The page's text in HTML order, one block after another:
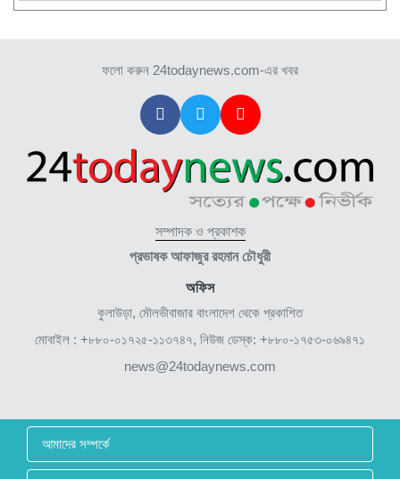
ফলো করুন 24todaynews.com-এর খবর
সম্পাদক ও প্রকাশক
প্রভাষক আফাজুর রহমান চৌধুরী
অফিস
কুলাউড়া, মৌলভীবাজার বাংলাদেশ থেকে প্রকাশিত
মোবাইল : +৮৮০-০১৭২৫-১১৩৭৪৭, নিউজ ডেস্ক: +৮৮০-১৭৫৩-০৬৯৪৭১
news@24todaynews.com
আমাদের সম্পর্কে